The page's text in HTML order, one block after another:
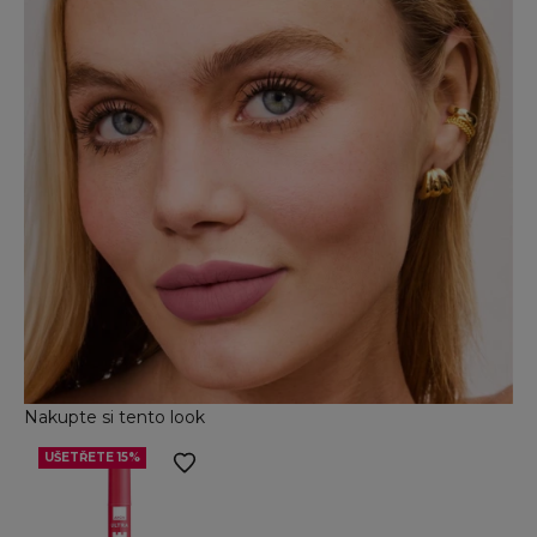
Nakupte si tento look
UŠETŘETE 15%